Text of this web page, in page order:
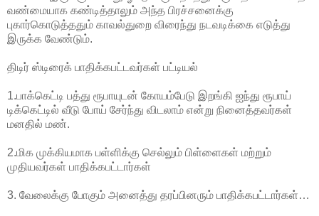
வண்மையாக கண்டித்தாலும் அந்த பிரச்சனைக்கு
புகார்கொடுத்ததும் காவல்துறை விரைந்து நடவடிக்கை எடுத்து
இருக்க வேண்டும்.
திடிர் ஸ்டிரைக் பாதிக்கபட்டவர்கள் பட்டியல்
1.பாக்கெட்டி பத்து ரூபாயுடன் கோயம்பேடு இறங்கி ஐந்து ரூபாய்
டிக்கெட்டில் வீடு போய் சேர்ந்து விடலாம் என்று நினைத்தவர்கள்
மனதில் மண்.
2.மிக முக்கியமாக பள்ளிக்கு செல்லும் பிள்ளைகள் மற்றும்
முதியவர்கள் பாதிக்கபட்டார்கள்
3. வேலைக்கு போகும் அனைத்து தரப்பினரும் பாதிக்கபட்டார்கள்…